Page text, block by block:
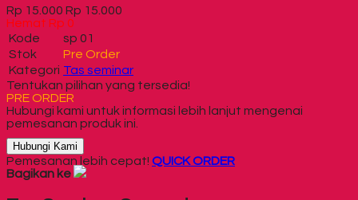
Rp 15.000 Rp 15.000
Hemat Rp 0
Kode
sp 01
Stok
Pre Order
Kategori Tas seminar
Tentukan pilihan yang tersedia!
PRE ORDER
Hubungi kami untuk informasi lebih lanjut mengenai
pemesanan produk ini.
Hubungi Kami
Pemesanan lebih cepat! QUICK ORDER
Bagikan ke